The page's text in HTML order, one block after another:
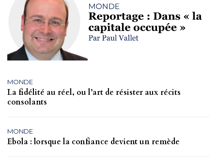
MONDE
La fidélité au réel, ou l’art de résister aux récits
consolants
MONDE
Ebola : lorsque la confiance devient un remède